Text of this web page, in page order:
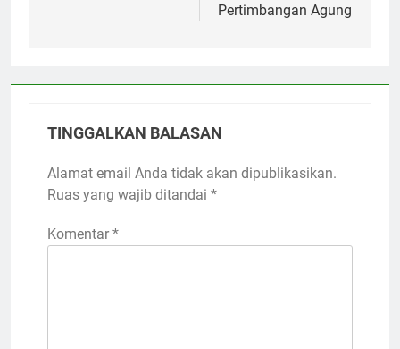
Pertimbangan Agung
TINGGALKAN BALASAN
Alamat email Anda tidak akan dipublikasikan.
Ruas yang wajib ditandai *
Komentar *